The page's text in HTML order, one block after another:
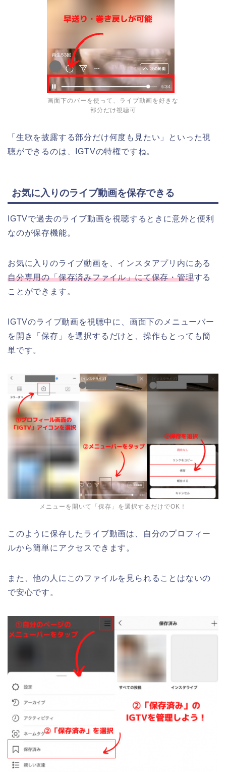
画面下のバーを使って、ライブ動画を好きな
部分だけ視聴可
「生歌を披露する部分だけ何度も見たい」といった視
聴ができるのは、IGTVの特権ですね。
お気に入りのライブ動画を保存できる
IGTVで過去のライブ動画を視聴するときに意外と便利
なのが保存機能。
お気に入りのライブ動画を、インスタアプリ内にある
自分専用の「保存済みファイル」にて保存・管理する
ことができます。
IGTVのライブ動画を視聴中に、画面下のメニューバー
を開き「保存」を選択するだけと、操作もとっても簡
単です。
メニューを開いて「保存」を選択するだけでOK！
このように保存したライブ動画は、自分のプロフィー
ルから簡単にアクセスできます。
また、他の人にこのファイルを見られることはないの
で安心です。